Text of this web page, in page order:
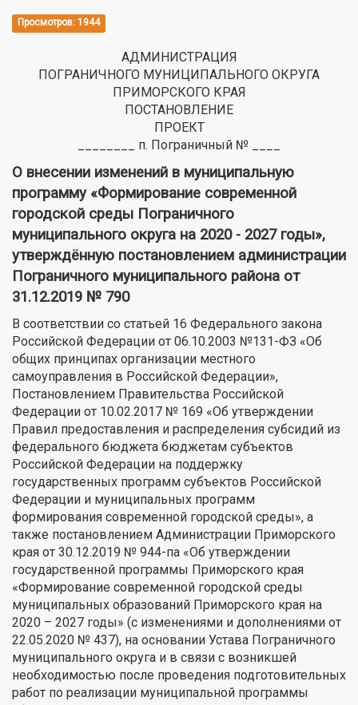
Просмотров: 1944
АДМИНИСТРАЦИЯ
ПОГРАНИЧНОГО МУНИЦИПАЛЬНОГО ОКРУГА
ПРИМОРСКОГО КРАЯ
ПОСТАНОВЛЕНИЕ
ПРОЕКТ
________ п. Пограничный № ____
О внесении изменений в муниципальную
программу «Формирование современной
городской среды Пограничного
муниципального округа на 2020 - 2027 годы»,
утверждённую постановлением администрации
Пограничного муниципального района от
31.12.2019 № 790
В соответствии со статьей 16 Федерального закона
Российской Федерации от 06.10.2003 №131-ФЗ «Об
общих принципах организации местного
самоуправления в Российской Федерации»,
Постановлением Правительства Российской
Федерации от 10.02.2017 № 169 «Об утверждении
Правил предоставления и распределения субсидий из
федерального бюджета бюджетам субъектов
Российской Федерации на поддержку
государственных программ субъектов Российской
Федерации и муниципальных программ
формирования современной городской среды», а
также постановлением Администрации Приморского
края от 30.12.2019 № 944-па «Об утверждении
государственной программы Приморского края
«Формирование современной городской среды
муниципальных образований Приморского края на
2020 – 2027 годы» (с изменениями и дополнениями от
22.05.2020 № 437), на основании Устава Пограничного
муниципального округа и в связи с возникшей
необходимостью после проведения подготовительных
работ по реализации муниципальной программы